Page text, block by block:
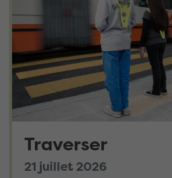
Traverser
21 juillet 2026